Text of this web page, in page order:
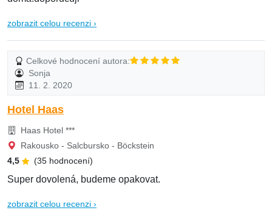
zobrazit celou recenzi ›
Celkové hodnocení autora:
Sonja
11. 2. 2020
Hotel Haas
Haas Hotel ***
Rakousko - Salcbursko - Böckstein
4,5
(35 hodnocení)
Super dovolená, budeme opakovat.
zobrazit celou recenzi ›